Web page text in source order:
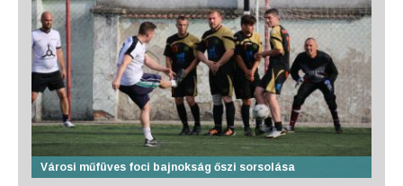
Városi műfüves foci bajnokság őszi sorsolása